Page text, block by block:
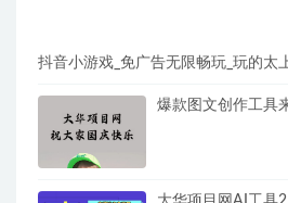
抖音小游戏_免广告无限畅玩_玩的太
爆款图文创作工具